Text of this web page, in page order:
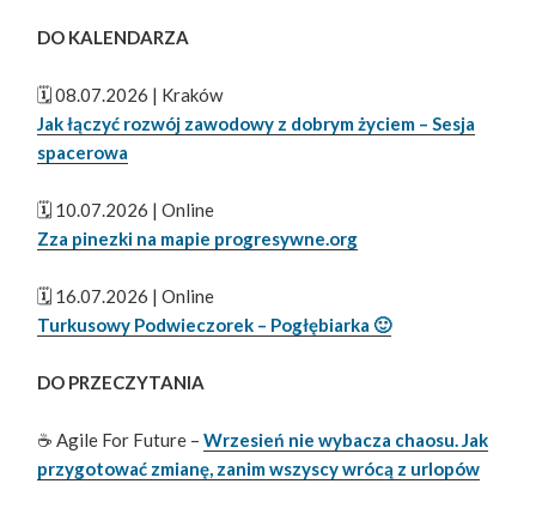
DO KALENDARZA
🗓️ 08.07.2026 | Kraków
Jak łączyć rozwój zawodowy z dobrym życiem – Sesja
spacerowa
🗓️ 10.07.2026 | Online
Zza pinezki na mapie progresywne.org
🗓️ 16.07.2026 | Online
Turkusowy Podwieczorek – Pogłębiarka 🙂
DO PRZECZYTANIA
☕ Agile For Future –Wrzesień nie wybacza chaosu. Jak
przygotować zmianę, zanim wszyscy wrócą z urlopów